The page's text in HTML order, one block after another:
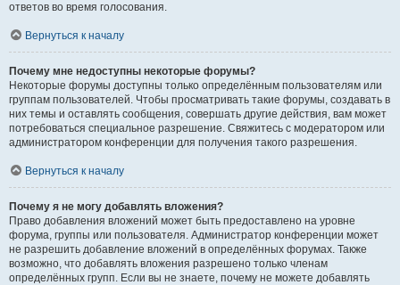
ответов во время голосования.
Вернуться к началу
Почему мне недоступны некоторые форумы?
Некоторые форумы доступны только определённым пользователям или
группам пользователей. Чтобы просматривать такие форумы, создавать в
них темы и оставлять сообщения, совершать другие действия, вам может
потребоваться специальное разрешение. Свяжитесь с модератором или
администратором конференции для получения такого разрешения.
Вернуться к началу
Почему я не могу добавлять вложения?
Право добавления вложений может быть предоставлено на уровне
форума, группы или пользователя. Администратор конференции может
не разрешить добавление вложений в определённых форумах. Также
возможно, что добавлять вложения разрешено только членам
определённых групп. Если вы не знаете, почему не можете добавлять